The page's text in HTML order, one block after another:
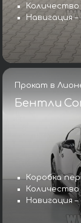
Навигация
Прокат в
Бентли
Коробка
Количество
Навигация